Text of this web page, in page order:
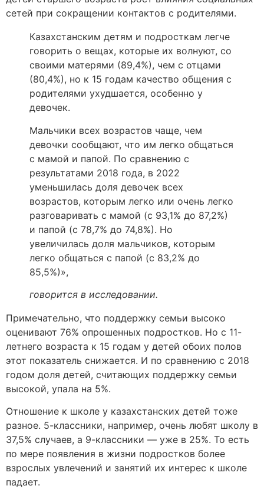
сетей при сокращении контактов с родителями.
Казахстанским детям и подросткам легче
говорить о вещах, которые их волнуют, со
своими матерями (89,4%), чем с отцами
(80,4%), но к 15 годам качество общения с
родителями ухудшается, особенно у
девочек.
Мальчики всех возрастов чаще, чем
девочки сообщают, что им легко общаться
с мамой и папой. По сравнению с
результатами 2018 года, в 2022
уменьшилась доля девочек всех
возрастов, которым легко или очень легко
разговаривать с мамой (с 93,1% до 87,2%)
и папой (с 78,7% до 74,8%). Но
увеличилась доля мальчиков, которым
легко общаться с папой (с 83,2% до
85,5%)»,
говорится в исследовании.
Примечательно, что поддержку семьи высоко
оценивают 76% опрошенных подростков. Но с 11-
летнего возраста к 15 годам у детей обоих полов
этот показатель снижается. И по сравнению с 2018
годом доля детей, считающих поддержку семьи
высокой, упала на 5%.
Отношение к школе у казахстанских детей тоже
разное. 5-классники, например, очень любят школу в
37,5% случаев, а 9-классники — уже в 25%. То есть
по мере появления в жизни подростков более
взрослых увлечений и занятий их интерес к школе
падает.